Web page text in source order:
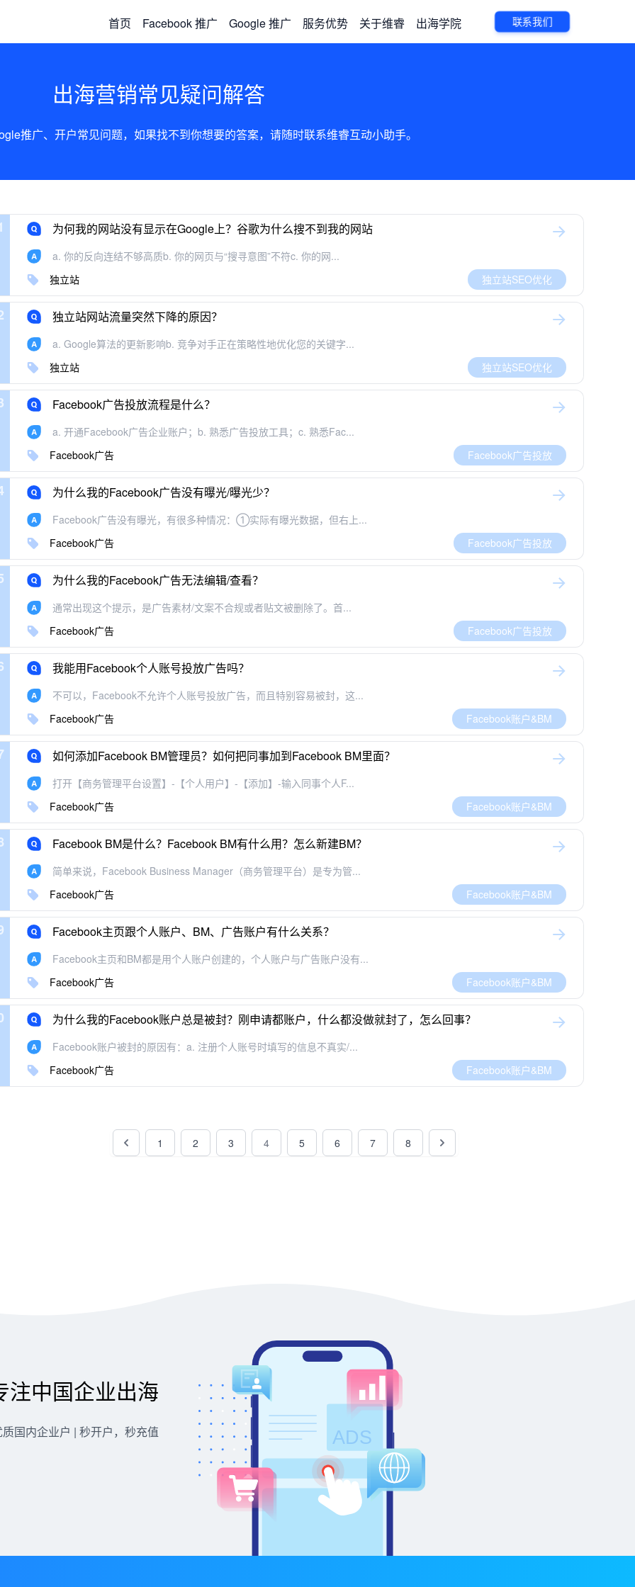
首页 Facebook 推广 Google 推广 服务优势 关于维睿 出海学院 联系我们
出海营销常见疑问解答
推广、开户常见问题，如果找不到你想要的答案，请随时联系维睿互动小助手。
为何我的网站没有显示在Google上？谷歌为什么搜不到我的网站
a. 你的反向连结不够高质b. 你的网页与“搜寻意图”不符c. 你的网...
独立站
独立站SEO优化
独立站网站流量突然下降的原因？
a. Google算法的更新影响b. 竞争对手正在策略性地优化您的关键字...
独立站
独立站SEO优化
Facebook广告投放流程是什么？
a. 开通Facebook广告企业账户；b. 熟悉广告投放工具；c. 熟悉Fac...
Facebook广告
Facebook广告投放
为什么我的Facebook广告没有曝光/曝光少？
Facebook广告没有曝光，有很多种情况：①实际有曝光数据，但右上...
Facebook广告
Facebook广告投放
为什么我的Facebook广告无法编辑/查看？
通常出现这个提示，是广告素材/文案不合规或者贴文被删除了。首...
Facebook广告
Facebook广告投放
我能用Facebook个人账号投放广告吗？
不可以，Facebook不允许个人账号投放广告，而且特别容易被封，这...
Facebook广告
Facebook账户&BM
如何添加Facebook BM管理员？如何把同事加到Facebook BM里面？
打开【商务管理平台设置】-【个人用户】-【添加】-输入同事个人F...
Facebook广告
Facebook账户&BM
Facebook BM是什么？Facebook BM有什么用？怎么新建BM？
简单来说，Facebook Business Manager（商务管理平台）是专为管...
Facebook广告
Facebook账户&BM
Facebook主页跟个人账户、BM、广告账户有什么关系？
Facebook主页和BM都是用个人账户创建的，个人账户与广告账户没有...
Facebook广告
Facebook账户&BM
为什么我的Facebook账户总是被封？刚申请都账户，什么都没做就封了，怎么回事？
Facebook账户被封的原因有：a. 注册个人账号时填写的信息不真实/...
Facebook广告
Facebook账户&BM
1 2 3 4 5 6 7 8
注中国企业出海
国内企业户 | 秒开户，秒充值